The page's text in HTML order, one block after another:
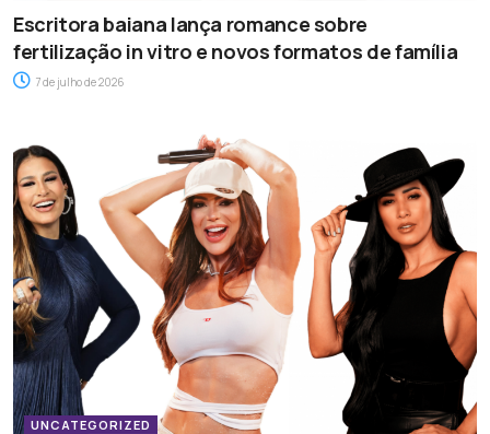
Escritora baiana lança romance sobre
fertilização in vitro e novos formatos de família
7 de julho de 2026
UNCATEGORIZED